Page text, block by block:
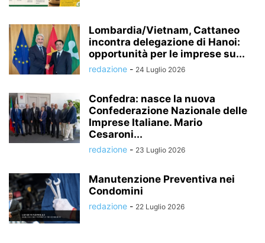
Lombardia/Vietnam, Cattaneo
incontra delegazione di Hanoi:
opportunità per le imprese su...
redazione - 24 Luglio 2026
Confedra: nasce la nuova
Confederazione Nazionale delle
Imprese Italiane. Mario
Cesaroni...
redazione - 23 Luglio 2026
Manutenzione Preventiva nei
Condomini
redazione - 22 Luglio 2026